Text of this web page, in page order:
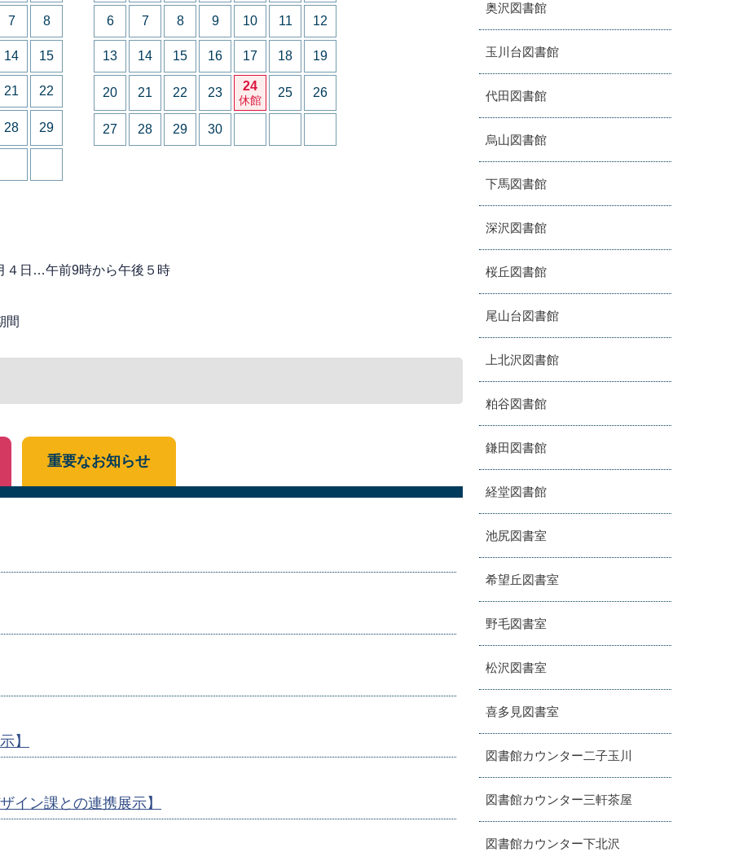
7 8
14 15
21 22
28 29
6 7 8 9 10 11 12
13 14 15 16 17 18 19
20 21 22 23 24
休館
25 26
27 28 29 30
４日…午前9時から午後５時
間
】
イン課との連携展示】
重要なお知らせ
奥沢図書館
玉川台図書館
代田図書館
烏山図書館
下馬図書館
深沢図書館
桜丘図書館
尾山台図書館
上北沢図書館
粕谷図書館
鎌田図書館
経堂図書館
池尻図書室
希望丘図書室
野毛図書室
松沢図書室
喜多見図書室
図書館カウンター二子玉川
図書館カウンター三軒茶屋
図書館カウンター下北沢